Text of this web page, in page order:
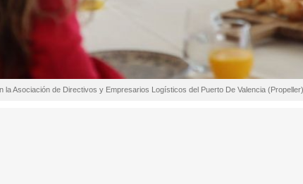
la Asociación de Directivos y Empresarios Logísticos del Puerto De Valencia (Propeller)